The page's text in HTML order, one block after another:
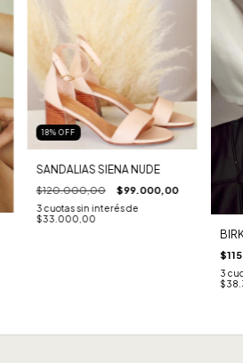
18%OFF
SANDALIAS SIENA NUDE
$120.000,00 $99.000,00
3 cuotas sin interés de
$33.000,00
3